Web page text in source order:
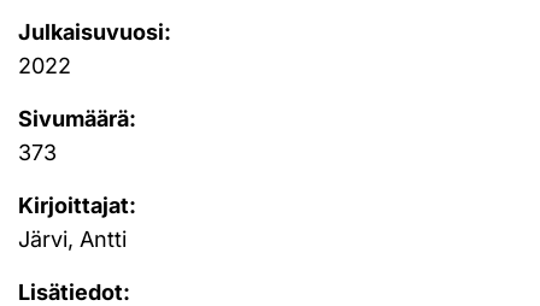
Julkaisuvuosi:
2022
Sivumäärä:
373
Kirjoittajat:
Järvi, Antti
Lisätiedot: